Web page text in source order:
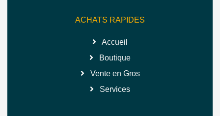
ACHATS RAPIDES
Accueil
Boutique
Vente en Gros
Services